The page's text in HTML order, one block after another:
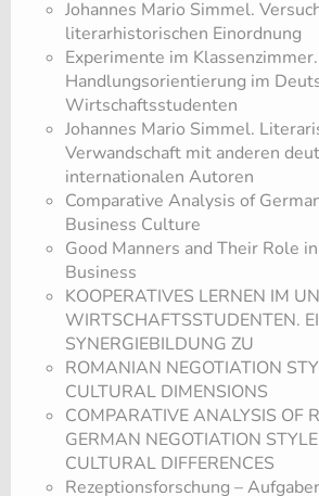
Johannes Mario Simmel.
literarhistorischen Einordnung
Experimente im
Handlungsorientierung im
Wirtschaftsstudenten
Johannes Mario Simmel.
Verwandschaft mit anderen
internationalen Autoren
Comparative Analysis of
Business Culture
Good Manners and Their Role
Business
KOOPERATIVES LERNEN IM
WIRTSCHAFTSSTUDENTEN.
SYNERGIEBILDUNG ZU
ROMANIAN NEGOTIATION
CULTURAL DIMENSIONS
COMPARATIVE ANALYSIS OF
GERMAN NEGOTIATION
CULTURAL DIFFERENCES
Rezeptionsforschung –